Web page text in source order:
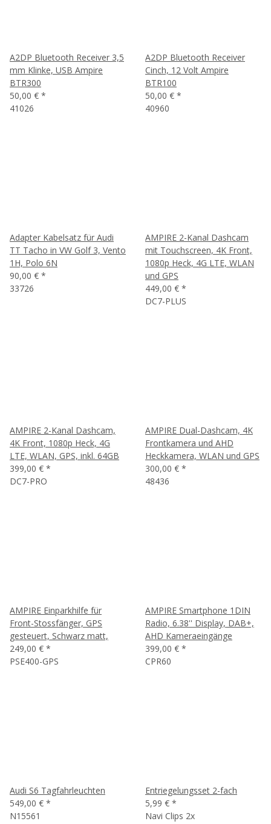
A2DP Bluetooth Receiver 3,5
mm Klinke, USB Ampire
BTR300
50,00 € *
41026
A2DP Bluetooth Receiver
Cinch, 12 Volt Ampire
BTR100
50,00 € *
40960
Adapter Kabelsatz für Audi
TT Tacho in VW Golf 3, Vento
1H, Polo 6N
90,00 € *
33726
AMPIRE 2-Kanal Dashcam
mit Touchscreen, 4K Front,
1080p Heck, 4G LTE, WLAN
und GPS
449,00 € *
DC7-PLUS
AMPIRE 2-Kanal Dashcam,
4K Front, 1080p Heck, 4G
LTE, WLAN, GPS, inkl. 64GB
399,00 € *
DC7-PRO
AMPIRE Dual-Dashcam, 4K
Frontkamera und AHD
Heckkamera, WLAN und GPS
300,00 € *
48436
AMPIRE Einparkhilfe für
Front-Stossfänger, GPS
gesteuert, Schwarz matt,
249,00 € *
PSE400-GPS
AMPIRE Smartphone 1DIN
Radio, 6.38'' Display, DAB+,
AHD Kameraeingänge
399,00 € *
CPR60
Audi S6 Tagfahrleuchten
549,00 € *
N15561
Entriegelungsset 2-fach
5,99 € *
Navi Clips 2x